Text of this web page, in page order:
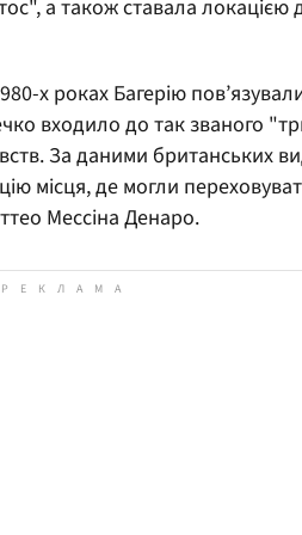
а також ставала локацією
х роках Багерію
входило до так званого
За даними британських
місця, де могли
Мессіна Денаро.